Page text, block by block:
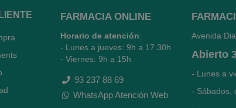
FARMACIA ONLINE
Horario de atención:
- Lunes a jueves: 9h a 17.30h
- Viernes: 9h a 15h
93 237 88 69
WhatsApp Atención Web
Avenida
Abierto
- Lunes a
- Sábados,